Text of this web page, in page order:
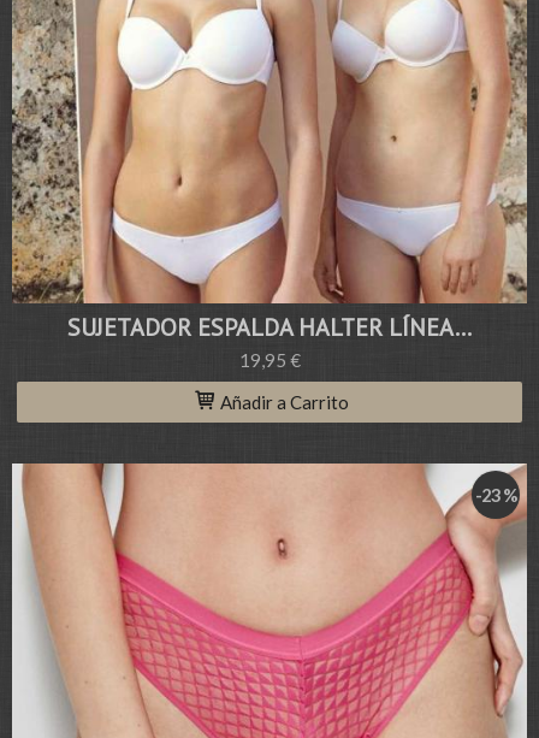
SUJETADOR ESPALDA HALTER LÍNEA...
19,95 €
Añadir a Carrito
-23 %